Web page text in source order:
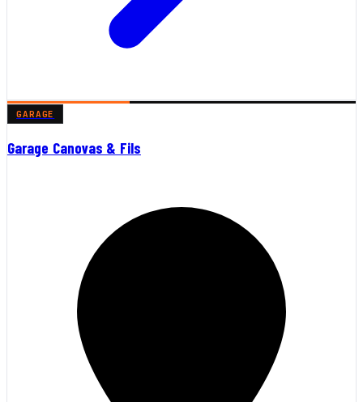
GARAGE
Garage Canovas & Fils